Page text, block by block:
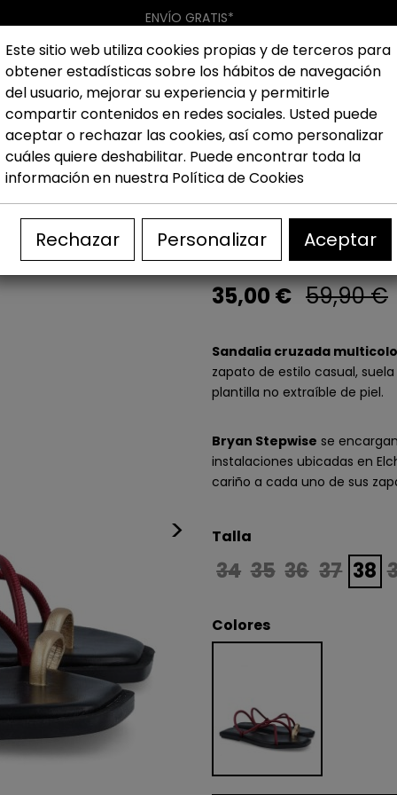
ENVÍO GRATIS*
Hombre Niño Nueva colección Outlet Marcas
Outlet Sandalias mujer Outlet Sandalias planas
>
Sandalia
7300
35,00 € 59,90 €
Sandalia cruzada
zapato de estilo casual,
plantilla no extraíble de piel.
Bryan Stepwise se
instalaciones ubicadas en
cariño a cada uno de sus
Talla
34 35 36 37 38
Colores
Este sitio web utiliza cookies propias y de terceros para
obtener estadísticas sobre los hábitos de navegación
del usuario, mejorar su experiencia y permitirle
compartir contenidos en redes sociales. Usted puede
aceptar o rechazar las cookies, así como personalizar
cuáles quiere deshabilitar. Puede encontrar toda la
información en nuestra Política de Cookies
Rechazar Personalizar Aceptar